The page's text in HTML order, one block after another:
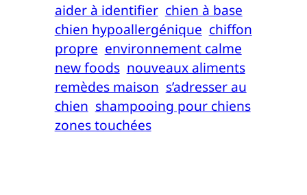
aider à identifier chien à base
chien hypoallergénique chiffon
propre environnement calme
new foods nouveaux aliments
remèdes maison s’adresser au
chien shampooing pour chiens
zones touchées